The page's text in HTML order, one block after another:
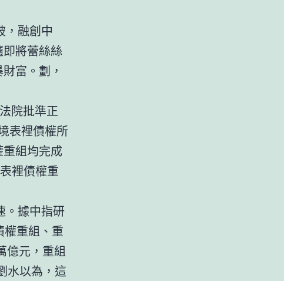
，融創中
將蕾絲絲
富。劃，
院批準正
表裡債權所
組均完成
裡債權重
。據中指研
權重組、重
億元，重組
水以為，這